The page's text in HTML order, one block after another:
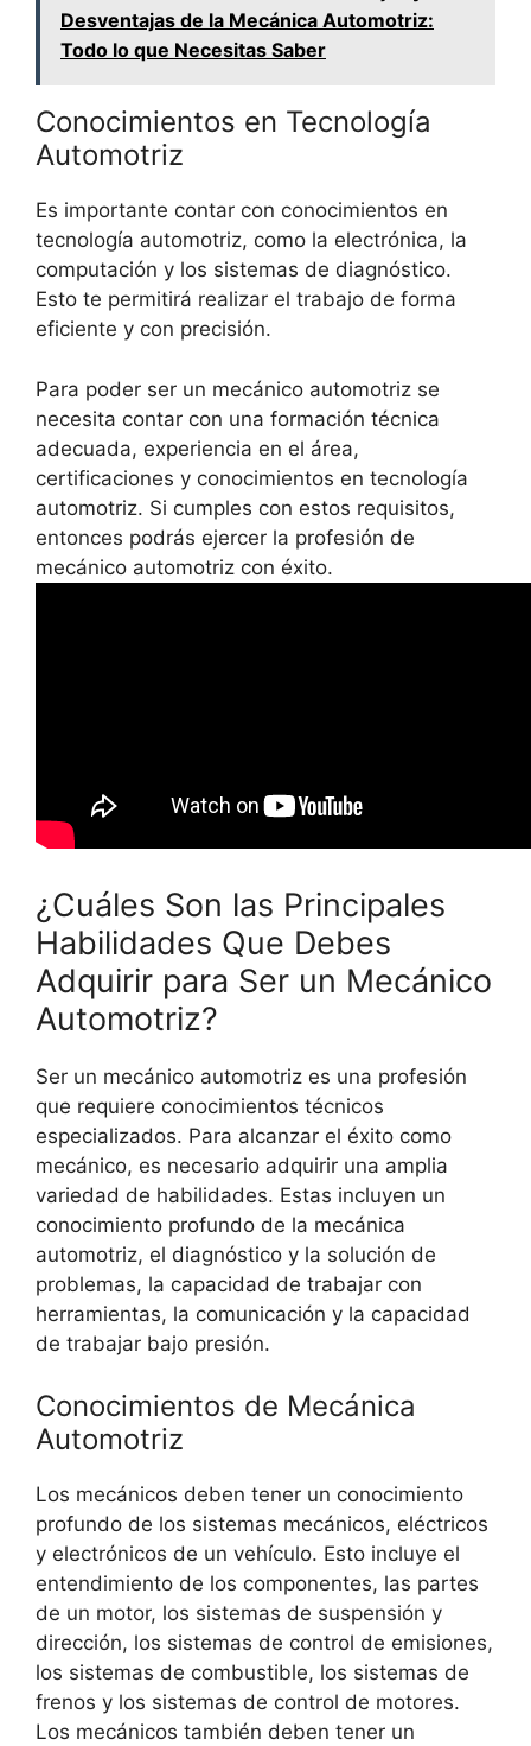
Desventajas de la Mecánica Automotriz:
Todo lo que Necesitas Saber
Conocimientos en Tecnología
Automotriz
Es importante contar con conocimientos en
tecnología automotriz, como la electrónica, la
computación y los sistemas de diagnóstico.
Esto te permitirá realizar el trabajo de forma
eficiente y con precisión.
Para poder ser un mecánico automotriz se
necesita contar con una formación técnica
adecuada, experiencia en el área,
certificaciones y conocimientos en tecnología
automotriz. Si cumples con estos requisitos,
entonces podrás ejercer la profesión de
mecánico automotriz con éxito.
¿Cuáles Son las Principales
Habilidades Que Debes
Adquirir para Ser un Mecánico
Automotriz?
Ser un mecánico automotriz es una profesión
que requiere conocimientos técnicos
especializados. Para alcanzar el éxito como
mecánico, es necesario adquirir una amplia
variedad de habilidades. Estas incluyen un
conocimiento profundo de la mecánica
automotriz, el diagnóstico y la solución de
problemas, la capacidad de trabajar con
herramientas, la comunicación y la capacidad
de trabajar bajo presión.
Conocimientos de Mecánica
Automotriz
Los mecánicos deben tener un conocimiento
profundo de los sistemas mecánicos, eléctricos
y electrónicos de un vehículo. Esto incluye el
entendimiento de los componentes, las partes
de un motor, los sistemas de suspensión y
dirección, los sistemas de control de emisiones,
los sistemas de combustible, los sistemas de
frenos y los sistemas de control de motores.
Los mecánicos también deben tener un